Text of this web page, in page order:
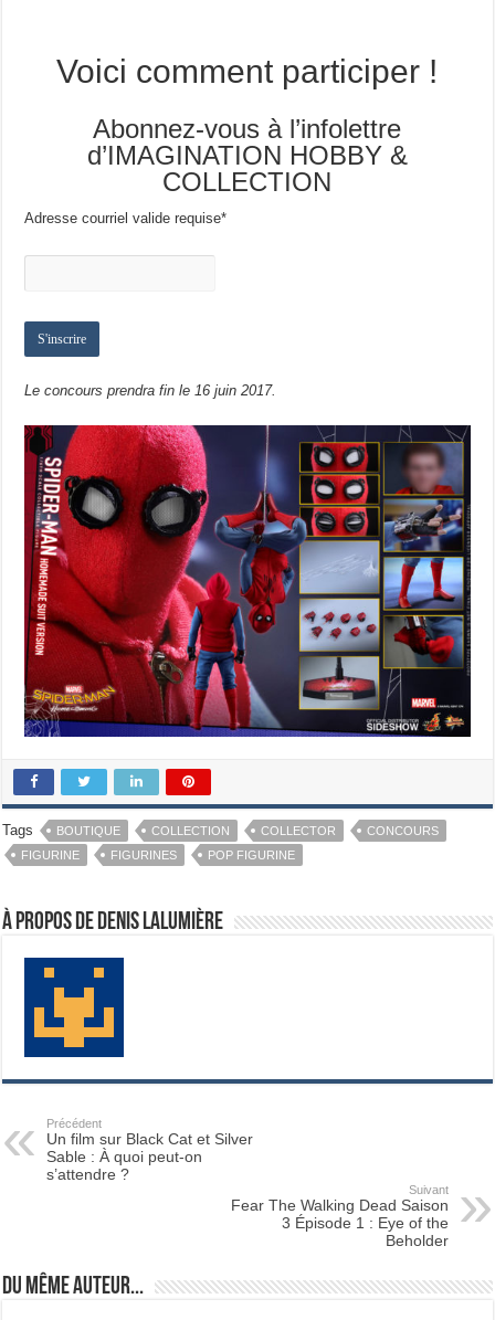
Voici comment participer !
Abonnez-vous à l’infolettre
d’IMAGINATION HOBBY &
COLLECTION
Adresse courriel valide requise*
Le concours prendra fin le 16 juin 2017.
Tags BOUTIQUE COLLECTION COLLECTOR
CONCOURS
FIGURINE
FIGURINES POP FIGURINE
À propos de Denis Lalumière
Précédent
Un film sur Black Cat et Silver
Sable : À quoi peut-on
s’attendre ?
Suivant
Fear The Walking Dead Saison
3 Épisode 1 : Eye of the
Beholder
Du même auteur...